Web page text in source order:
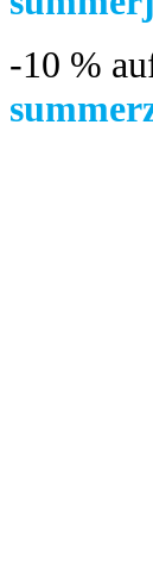
-10 %